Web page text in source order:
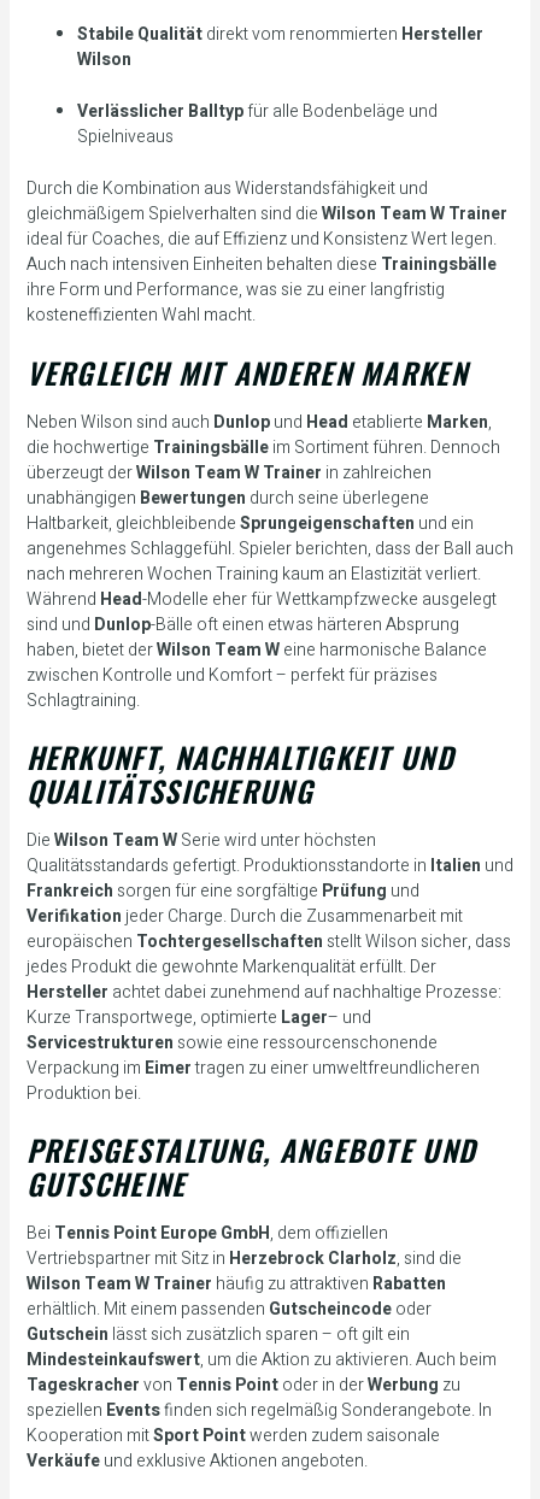
Stabile Qualitätdirekt vom renommierten Hersteller
Wilson
Verlässlicher Balltypfür alle Bodenbeläge und
Spielniveaus
Durch die Kombination aus Widerstandsfähigkeit und
gleichmäßigem Spielverhalten sind dieWilson Team W Trainer
ideal für Coaches, die auf Effizienz und Konsistenz Wert legen.
Auch nach intensiven Einheiten behalten diese Trainingsbälle
ihre Form und Performance, was sie zu einer langfristig
kosteneffizienten Wahl macht.
VERGLEICH MIT ANDEREN MARKEN
Neben Wilson sind auch Dunlopund Head etablierte Marken,
die hochwertige Trainingsbälleim Sortiment führen. Dennoch
überzeugt derWilson Team W Trainer in zahlreichen
unabhängigen Bewertungen durch seine überlegene
Haltbarkeit, gleichbleibendeSprungeigenschaften und ein
angenehmes Schlaggefühl. Spieler berichten, dass der Ball auch
nach mehreren Wochen Training kaum an Elastizität verliert.
Während Head-Modelle eher für Wettkampfzwecke ausgelegt
sind und Dunlop-Bälle oft einen etwas härteren Absprung
haben, bietet derWilson Team Weine harmonische Balance
zwischen Kontrolle und Komfort – perfekt für präzises
Schlagtraining.
HERKUNFT, NACHHALTIGKEIT UND
QUALITÄTSSICHERUNG
DieWilson Team WSerie wird unter höchsten
Qualitätsstandards gefertigt. Produktionsstandorte in Italien und
Frankreich sorgen für eine sorgfältige Prüfung und
Verifikation jeder Charge. Durch die Zusammenarbeit mit
europäischen Tochtergesellschaften stellt Wilson sicher, dass
jedes Produkt die gewohnte Markenqualität erfüllt. Der
Hersteller achtet dabei zunehmend auf nachhaltige Prozesse:
Kurze Transportwege, optimierte Lager– und
Servicestrukturen sowie eine ressourcenschonende
Verpackung im Eimertragen zu einer umweltfreundlicheren
Produktion bei.
PREISGESTALTUNG, ANGEBOTE UND
GUTSCHEINE
Bei Tennis Point Europe GmbH, dem offiziellen
Vertriebspartner mit Sitz in Herzebrock Clarholz, sind die
Wilson Team W Trainer häufig zu attraktiven Rabatten
erhältlich. Mit einem passenden Gutscheincodeoder
Gutschein lässt sich zusätzlich sparen – oft gilt ein
Mindesteinkaufswert, um die Aktion zu aktivieren. Auch beim
Tageskrachervon Tennis Pointoder in derWerbung zu
speziellen Eventsfinden sich regelmäßig Sonderangebote. In
Kooperation mitSport Pointwerden zudem saisonale
Verkäufeund exklusive Aktionen angeboten.